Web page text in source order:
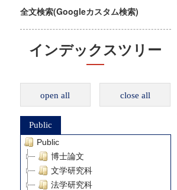
全文検索(Googleカスタム検索)
インデックスツリー
open all close all
Public
Public
博士論文
文学研究科
法学研究科